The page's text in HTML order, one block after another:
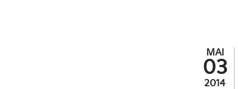
MAI
03
2014